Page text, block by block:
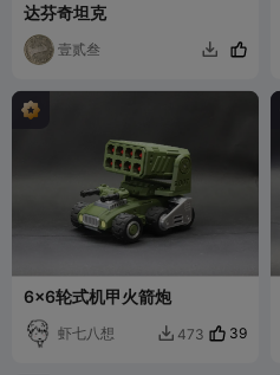
达芬奇坦克
壹贰叁 
6x6轮式机甲火箭炮
虾七八想  473 39